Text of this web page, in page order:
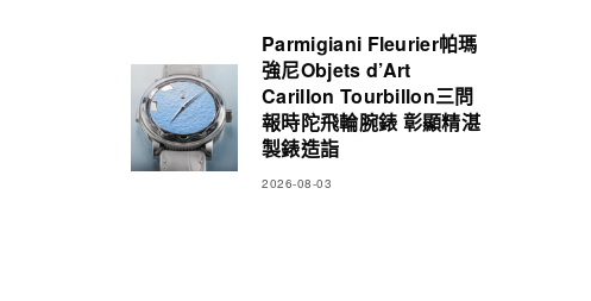
Parmigiani Fleurier帕瑪
強尼Objets d’Art
Carillon Tourbillon三問
報時陀飛輪腕錶 彰顯精湛
製錶造詣
2026-08-03